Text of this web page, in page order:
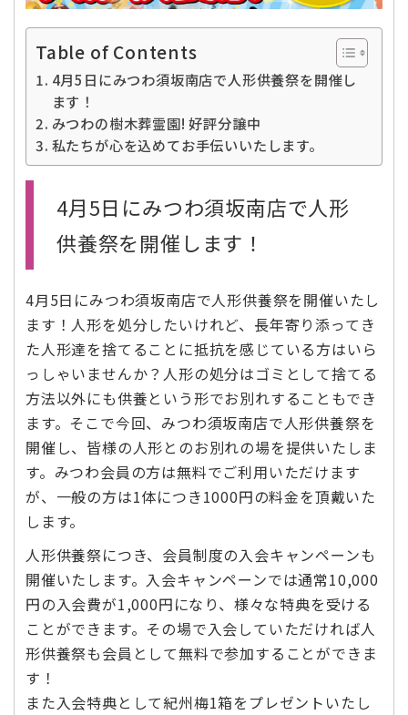
Table of Contents
4月5日にみつわ須坂南店で人形供養祭を開催し
ます！
みつわの樹木葬霊園! 好評分譲中
私たちが心を込めてお手伝いいたします。
4月5日にみつわ須坂南店で人形
供養祭を開催します！
4月5日にみつわ須坂南店で人形供養祭を開催いたし
ます！人形を処分したいけれど、長年寄り添ってき
た人形達を捨てることに抵抗を感じている方はいら
っしゃいませんか？人形の処分はゴミとして捨てる
方法以外にも供養という形でお別れすることもでき
ます。そこで今回、みつわ須坂南店で人形供養祭を
開催し、皆様の人形とのお別れの場を提供いたしま
す。みつわ会員の方は無料でご利用いただけます
が、一般の方は1体につき1000円の料金を頂戴いた
します。
人形供養祭につき、会員制度の入会キャンペーンも
開催いたします。入会キャンペーンでは通常10,000
円の入会費が1,000円になり、様々な特典を受ける
ことができます。その場で入会していただければ人
形供養祭も会員として無料で参加することができま
す！
また入会特典として紀州梅1箱をプレゼントいたし